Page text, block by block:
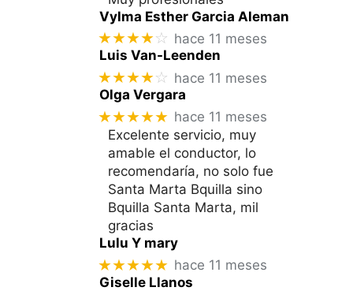
Vylma Esther Garcia Aleman
★★★★☆ hace 11 meses
Luis Van-Leenden
★★★★☆ hace 11 meses
Olga Vergara
★★★★★ hace 11 meses
Excelente servicio, muy
amable el conductor, lo
recomendaría, no solo fue
Santa Marta Bquilla sino
Bquilla Santa Marta, mil
gracias
Lulu Y mary
★★★★★ hace 11 meses
Giselle Llanos